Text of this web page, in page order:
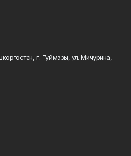
г. Туймазы, ул. Мичурина,